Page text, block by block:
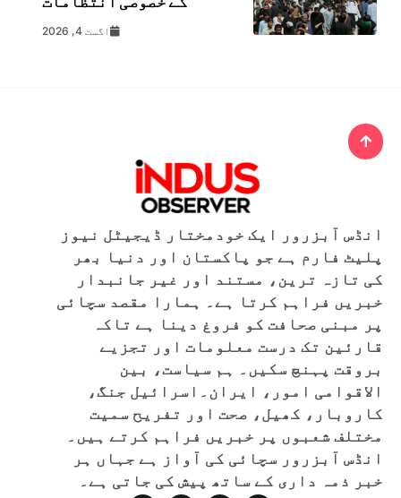
اگست 4, 2026
انڈس آبزرور ایک خودمختار ڈیجیٹل نیوز
پلیٹ فارم ہے جو پاکستان اور دنیا بھر
کی تازہ ترین، مستند اور غیر جانبدار
خبریں فراہم کرتا ہے۔ ہمارا مقصد سچائی
پر مبنی صحافت کو فروغ دینا ہے تاکہ
قارئین تک درست معلومات اور تجزیے
بروقت پہنچ سکیں۔ ہم سیاست، بین
الاقوامی امور، ایران۔اسرائیل جنگ،
کاروبار، کھیل، صحت اور تفریح سمیت
مختلف شعبوں پر خبریں فراہم کرتے ہیں۔
انڈس آبزرور سچائی کی آواز ہے جہاں ہر
خبر ذمہ داری کے ساتھ پیش کی جاتی ہے۔